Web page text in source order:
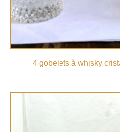
4 gobelets à whisky